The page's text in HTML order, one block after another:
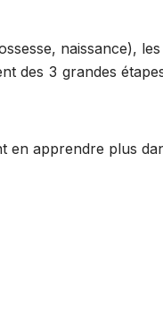
naissance),
des 3 grandes
en apprendre plus